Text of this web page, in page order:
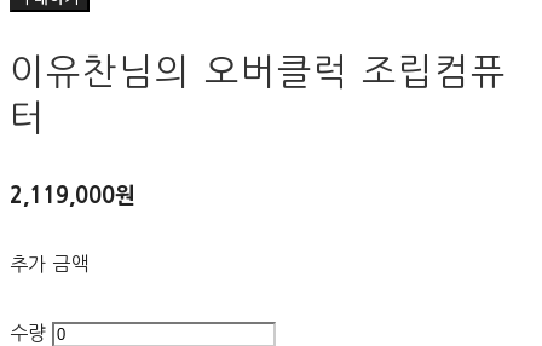
이유찬님의 오버클럭 조립컴퓨
터
2,119,000원
추가 금액
수량